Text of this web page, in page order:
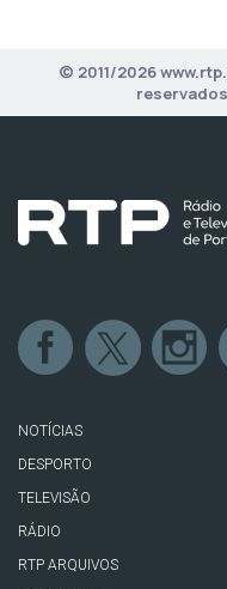
© 2011/2026
reservados
NOTÍCIAS
DESPORTO
TELEVISÃO
RÁDIO
RTP ARQUIVOS